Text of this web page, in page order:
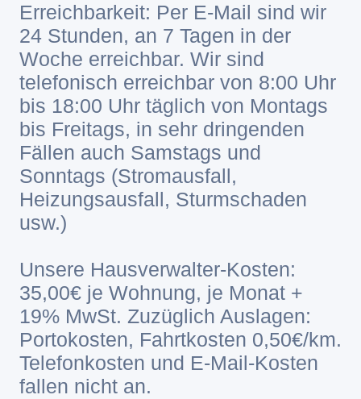
Erreichbarkeit: Per E-Mail sind wir
24 Stunden, an 7 Tagen in der
Woche erreichbar. Wir sind
telefonisch erreichbar von 8:00 Uhr
bis 18:00 Uhr täglich von Montags
bis Freitags, in sehr dringenden
Fällen auch Samstags und
Sonntags (Stromausfall,
Heizungsausfall, Sturmschaden
usw.)
Unsere Hausverwalter-Kosten:
35,00€ je Wohnung, je Monat +
19% MwSt. Zuzüglich Auslagen:
Portokosten, Fahrtkosten 0,50€/km.
Telefonkosten und E-Mail-Kosten
fallen nicht an.